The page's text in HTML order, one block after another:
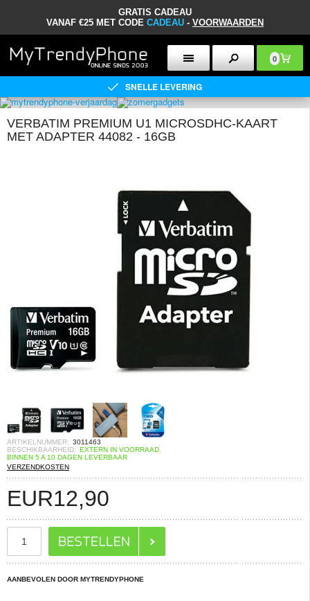
GRATIS CADEAU
VANAF €25 MET CODE CADEAU - VOORWAARDEN
0
SNELLE LEVERING
VERBATIM PREMIUM U1 MICROSDHC-KAART
MET ADAPTER 44082 - 16GB
ARTIKELNUMMER: 3011463
BESCHIKBAARHEID: EXTERN IN VOORRAAD.
BINNEN 5 A 10 DAGEN LEVERBAAR
VERZENDKOSTEN
EUR12,90
AANBEVOLEN DOOR MYTRENDYPHONE